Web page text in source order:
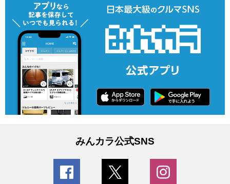
みんカラ公式SNS